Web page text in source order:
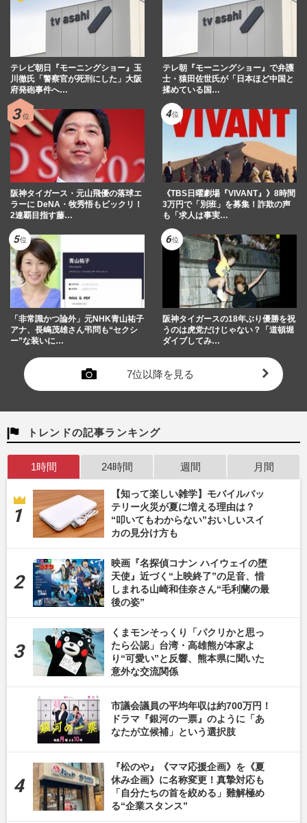
テレビ朝日『モーニングショー』玉
川徹氏「警察官が死刑にした」大阪
府発砲事件へ…
テレ朝『モーニングショー』で弁護
士・猿田佐世氏が「日本ほど中国と
揉めている国…
阪神タイガース・元山飛優の落球エ
ラーに DeNA・牧秀悟もビックリ！
2連覇目指す藤…
《TBS日曜劇場『VIVANT』》8時間
3万円で「別班」を募集！詐欺の声
も「求人は事実…
「非常識かつ論外」元NHK青山祐子
アナ、長嶋茂雄さん弔問も“セクシ
ー”な装いに…
阪神タイガースの18年ぶり優勝を祝
うのは虎党だけじゃない？「道頓堀
ダイブしてみ…
7位以降を見る
トレンドの記事ランキング
1時間 24時間 週間 月間
【知って楽しい雑学】モバイルバッ
テリー火災が夏に増える理由は？
“叩いてもわからない”おいしいスイ
カの見分け方も
映画『名探偵コナン ハイウェイの堕
天使』近づく“上映終了”の足音、惜
しまれる山崎和佳奈さん“毛利蘭の最
後の姿”
くまモンそっくり「パクリかと思っ
たら公認」台湾・高雄熊が本家よ
り“可愛い”と反響、熊本県に聞いた
意外な交流関係
市議会議員の平均年収は約700万円！
ドラマ『銀河の一票』のように「あ
なたが立候補」という選択肢
『松のや』《ママ応援企画》を《夏
休み企画》に名称変更！真摯対応も
「自分たちの首を絞める」難解極め
る“企業スタンス”